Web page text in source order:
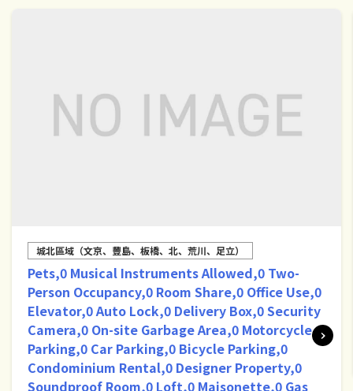
城北區域（文京、豐島、板橋、北、荒川、足立）
Pets,0 Musical Instruments Allowed,0 Two-
Person Occupancy,0 Room Share,0 Office Use,0
Elevator,0 Auto Lock,0 Delivery Box,0 Security
Camera,0 On-site Garbage Area,0 Motorcycle
Parking,0 Car Parking,0 Bicycle Parking,0
Condominium Rental,0 Designer Property,0
Soundproof Room,0 Loft,0 Maisonette,0 Gas